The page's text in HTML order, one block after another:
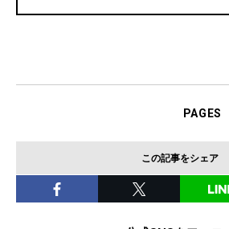
PAGES
この記事をシェア